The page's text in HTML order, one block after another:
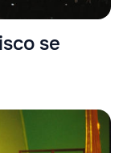
se